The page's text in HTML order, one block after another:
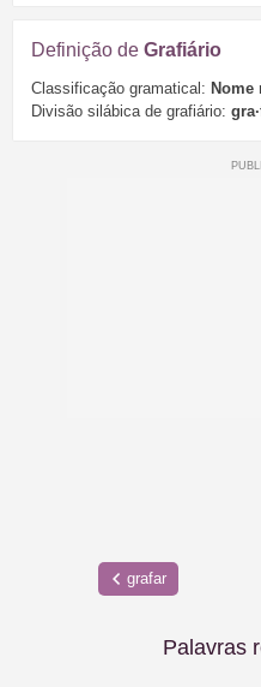
Definição de Grafiário
Classificação gramatical: Nome
Divisão silábica de grafiário:
grafar
Palavras